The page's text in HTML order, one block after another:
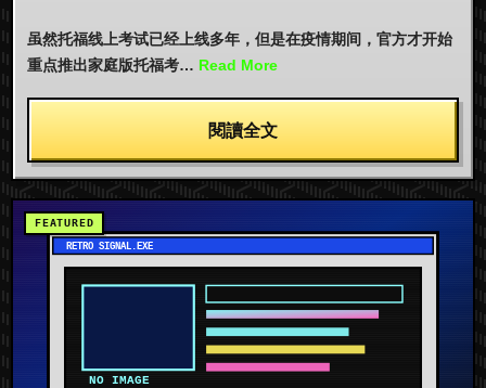
虽然托福线上考试已经上线多年，但是在疫情期间，官方才开始
重点推出家庭版托福考… Read More
閱讀全文